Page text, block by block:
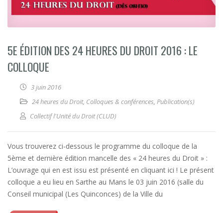
5E ÉDITION DES 24 HEURES DU DROIT 2016 : LE
COLLOQUE
3 juin 2016
24 heures du Droit, Colloques & conférences, Publication(s)
Collectif l'Unité du Droit (CLUD)
Vous trouverez ci-dessous le programme du colloque de la
5ème et dernière édition mancelle des « 24 heures du Droit » :
L’ouvrage qui en est issu est présenté en cliquant ici ! Le présent
colloque a eu lieu en Sarthe au Mans le 03 juin 2016 (salle du
Conseil municipal (Les Quinconces) de la Ville du